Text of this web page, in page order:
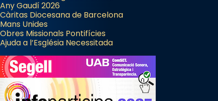
Any Gaudí 2026
Càritas Diocesana de Barcelona
Mans Unides
Obres Missionals Pontifícies
Ajuda a l’Església Necessitada